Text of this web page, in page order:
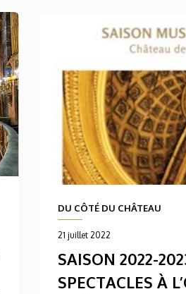
DU CÔTÉ DU CHÂTEAU
21 juillet 2022
SAISON 2022-
SPECTACLES À